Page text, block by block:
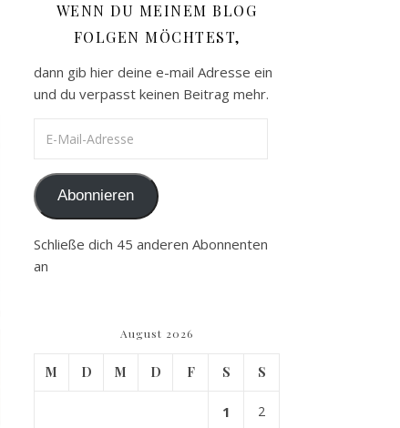
WENN DU MEINEM BLOG
FOLGEN MÖCHTEST,
dann gib hier deine e-mail Adresse ein
und du verpasst keinen Beitrag mehr.
Abonnieren
Schließe dich 45 anderen Abonnenten
an
August 2026
M D M D F S S
1 2